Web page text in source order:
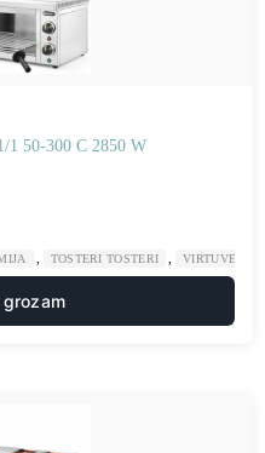
1 50-300 C 2850 W
TOSTERI TOSTERI VIRTUVE